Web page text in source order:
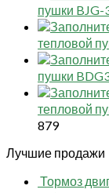
пушки BJG-
тепловой
пушки
тепловой
879
Лучшие продажи
Тормоз